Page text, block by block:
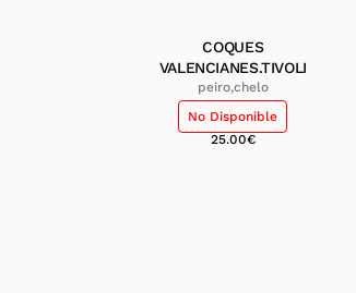
COQUES
VALENCIANES.TIVOLI
peiro,chelo
No Disponible
25.00€